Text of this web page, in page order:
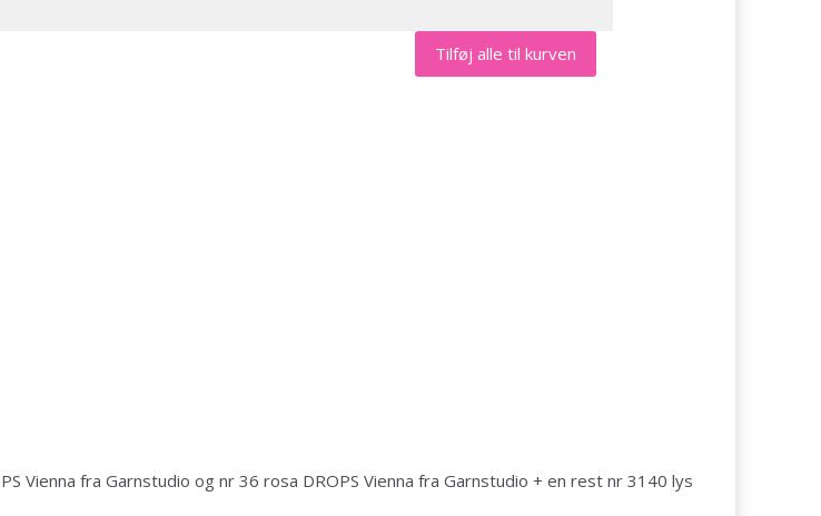
Tilføj alle til kurven
Vienna fra Garnstudio og nr 36 rosa DROPS Vienna fra Garnstudio + en rest nr 3140 lys